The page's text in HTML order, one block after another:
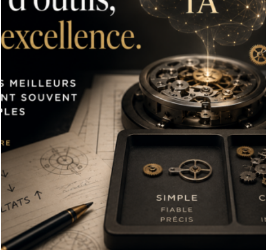
L’OBSESSION DES AGENTS IA MASQUE SOUVENT LE VRAI